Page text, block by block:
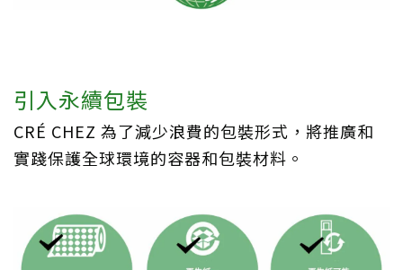
引入永續包裝
CRÉ CHEZ 為了減少浪費的包裝形式，將推廣和
實踐保護全球環境的容器和包裝材料。